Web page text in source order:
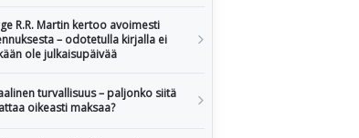
R.R. Martin kertoo avoimesti
– odotetulla kirjalla ei
ole julkaisupäivää
turvallisuus – paljonko siitä
oikeasti maksaa?